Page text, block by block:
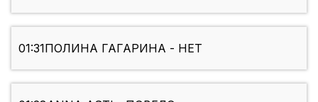
01:31ПОЛИНА ГАГАРИНА - НЕТ